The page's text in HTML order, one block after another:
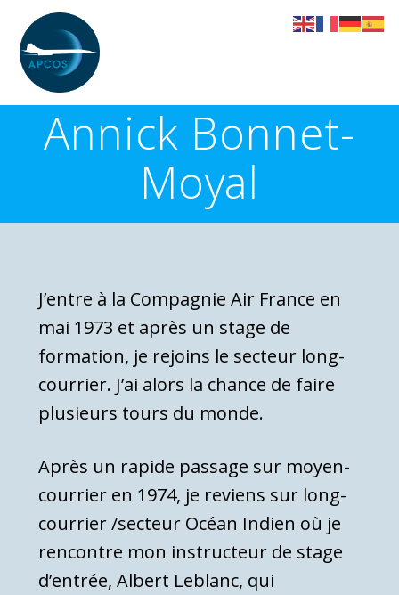
Annick Bonnet-
Moyal
J’entre à la Compagnie Air France en
mai 1973 et après un stage de
formation, je rejoins le secteur long-
courrier. J’ai alors la chance de faire
plusieurs tours du monde.
Après un rapide passage sur moyen-
courrier en 1974, je reviens sur long-
courrier /secteur Océan Indien où je
rencontre mon instructeur de stage
d’entrée, Albert Leblanc, qui